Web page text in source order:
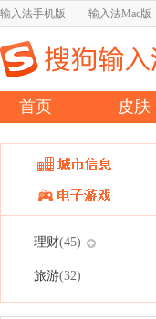
输入法手机版 输入法Mac版
首页 皮肤
理财(45)
旅游(32)